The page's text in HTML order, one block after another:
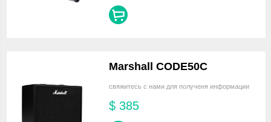
Marshall CODE50C
свяжитесь с нами для полученя информации
$ 385